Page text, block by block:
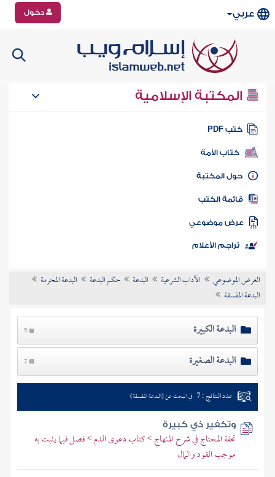
عربي دخول
المكتبة الإسلامية
كتب PDF
كتاب الأمة
المكتبة
الكتب
موضوعي
تراجم الأعلام
العرض الموضوعي الآداب الشرعية البدعة حكم البدعة
البدعة المحرمة
البدعة المفسقة
البدعة الكبيرة 5
البدعة الصغيرة 7
عدد النتائج : 7 في البحث عن (البدعة المفسقة)
وتكفير ذي كبيرة
تحفة المحتاج في شرح المنهاج > كتاب دعوى الدم > فصل فيما يثبت به
موجب القود والمال